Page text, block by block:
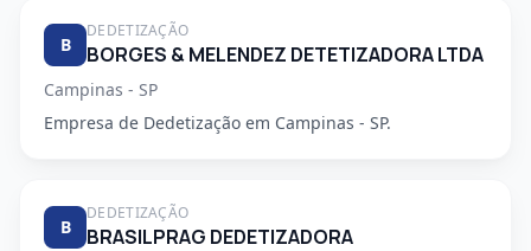
B
DEDETIZAÇÃO
BORGES & MELENDEZ DETETIZADORA LTDA
Campinas - SP
Empresa de Dedetização em Campinas - SP.
B
DEDETIZAÇÃO
BRASILPRAG DEDETIZADORA